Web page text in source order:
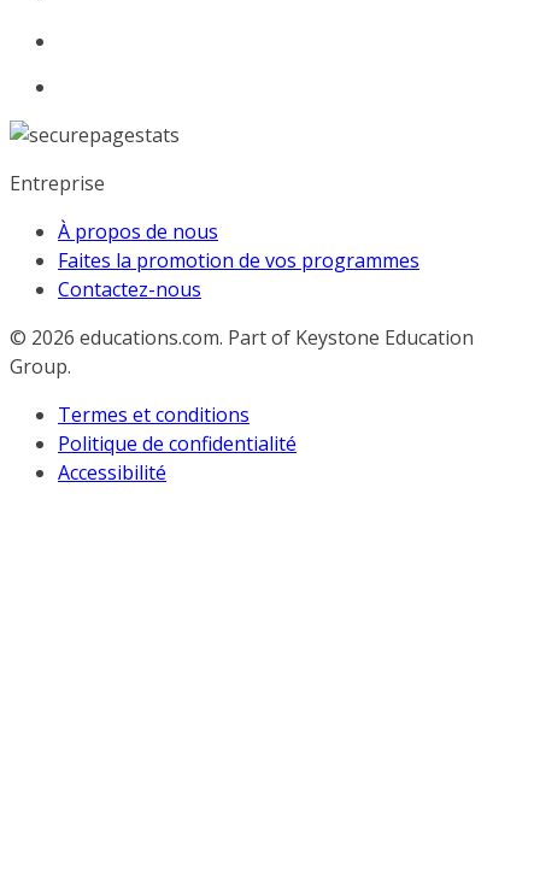
Entreprise
À propos de nous
Faites la promotion de vos programmes
Contactez-nous
© 2026 educations.com. Part of Keystone Education
Group.
Termes et conditions
Politique de confidentialité
Accessibilité